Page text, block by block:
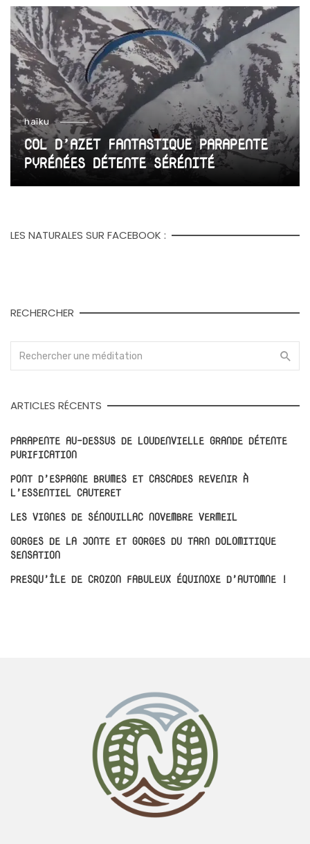
haïku
COL D’AZET FANTASTIQUE PARAPENTE
PYRÉNÉES DÉTENTE SÉRÉNITÉ
LES NATURALES SUR FACEBOOK :
RECHERCHER
ARTICLES RÉCENTS
PARAPENTE AU-DESSUS DE LOUDENVIELLE GRANDE DÉTENTE
PURIFICATION
PONT D’ESPAGNE BRUMES ET CASCADES REVENIR À
L’ESSENTIEL CAUTERET
LES VIGNES DE SÉNOUILLAC NOVEMBRE VERMEIL
GORGES DE LA JONTE ET GORGES DU TARN DOLOMITIQUE
SENSATION
PRESQU’ÎLE DE CROZON FABULEUX ÉQUINOXE D’AUTOMNE !